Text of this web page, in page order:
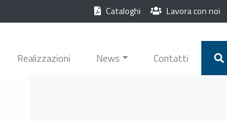
Cataloghi Lavora con noi
Realizzazioni News Contatti